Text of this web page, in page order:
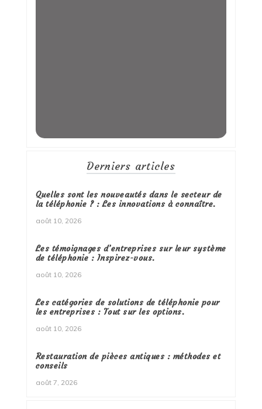
Derniers articles
Quelles sont les nouveautés dans le secteur de
la téléphonie ? : Les innovations à connaître.
août 10, 2026
Les témoignages d’entreprises sur leur système
de téléphonie : Inspirez-vous.
août 10, 2026
Les catégories de solutions de téléphonie pour
les entreprises : Tout sur les options.
août 10, 2026
Restauration de pièces antiques : méthodes et
conseils
août 7, 2026